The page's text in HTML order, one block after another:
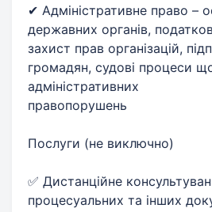
✔ Адміністративне право –
державних органів,
захист прав організацій,
громадян, судові процеси
адміністративних
правопорушень
Послуги (не виключно)
✅ Дистанційне
процесуальних та інших